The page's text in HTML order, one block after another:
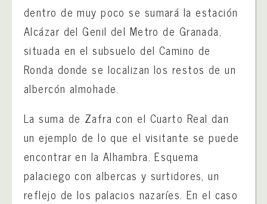
dentro de muy poco se sumará la estación
Alcázar del Genil del Metro de Granada,
situada en el subsuelo del Camino de
Ronda donde se localizan los restos de un
albercón almohade.
La suma de Zafra con el Cuarto Real dan
un ejemplo de lo que el visitante se puede
encontrar en la Alhambra. Esquema
palaciego con albercas y surtidores, un
reflejo de los palacios nazaríes. En el caso